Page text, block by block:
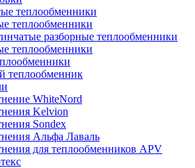
теплообменники
теплообменники
разборные теплообменники
теплообменники
теплообменник
WhiteNord
Kelvion
Sondex
Альфа Лаваль
для теплообменников APV